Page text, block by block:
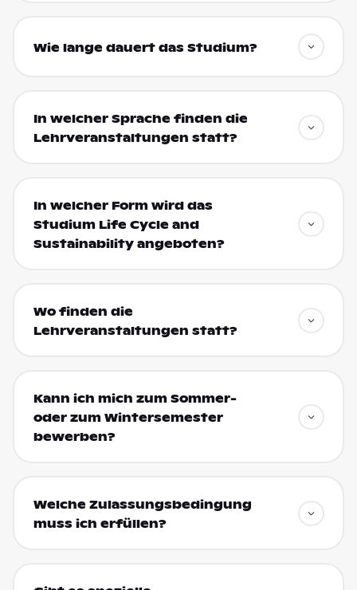
Wie lange dauert das Studium?
In welcher Sprache finden die
Lehrveranstaltungen statt?
In welcher Form wird das
Studium Life Cycle and
Sustainability angeboten?
Wo finden die
Lehrveranstaltungen statt?
Kann ich mich zum Sommer-
oder zum Wintersemester
bewerben?
Welche Zulassungsbedingung
muss ich erfüllen?